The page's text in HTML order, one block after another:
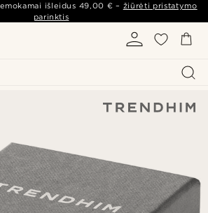
išleidus 49,00 € – žiūrėti pristatymo
parinktis